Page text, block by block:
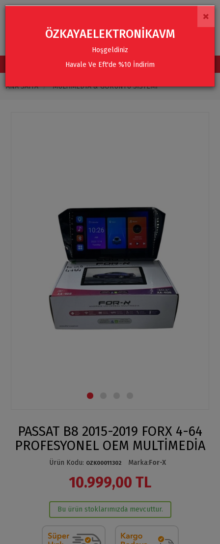
TÜM KATEGORİLER
ANA SAYFA MULTIMEDYA & GÖRÜNTÜ SISTEMI
PASSAT B8 2015-2019 FORX 4-64
PROFESYONEL OEM MULTİMEDİA
Ürün Kodu: OZK00011302 Marka:For-X
10.999,00 TL
Bu ürün stoklarımızda mevcuttur.
×
ÖZKAYAELEKTRONİKAVM
Hoşgeldiniz
Havale Ve Eft'de %10 İndirim